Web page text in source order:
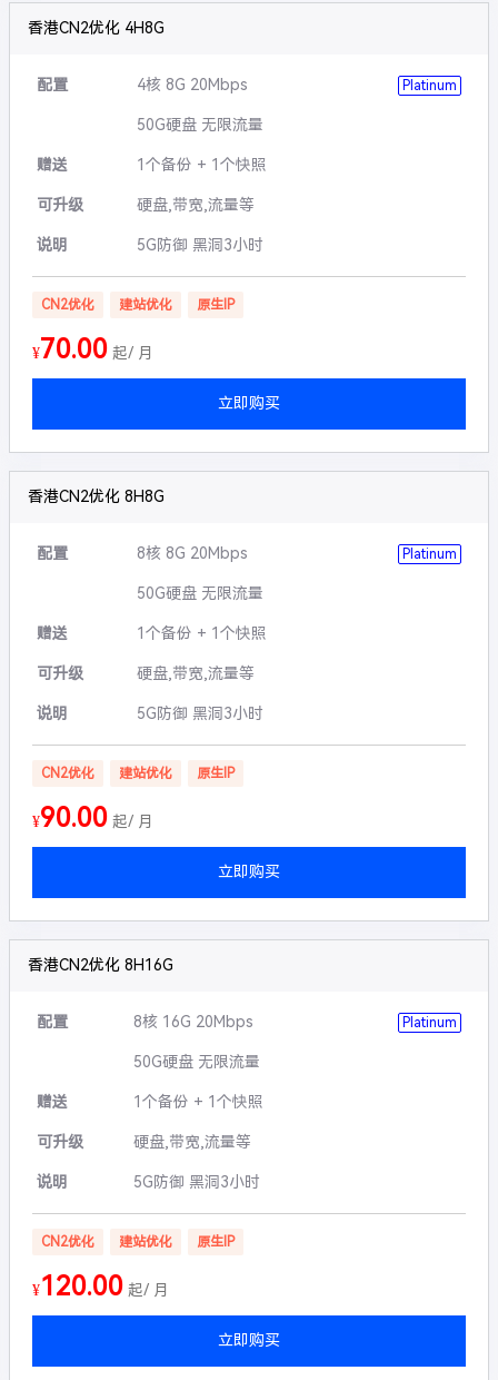
香港CN2优化 4H8G
配置 4核 8G 20Mbps Platinum
50G硬盘 无限流量
赠送 1个备份 + 1个快照
可升级 硬盘,带宽,流量等
说明 5G防御 黑洞3小时
CN2优化 建站优化 原生IP
¥70.00 起/ 月
立即购买
香港CN2优化 8H8G
配置 8核 8G 20Mbps Platinum
50G硬盘 无限流量
赠送 1个备份 + 1个快照
可升级 硬盘,带宽,流量等
说明 5G防御 黑洞3小时
CN2优化 建站优化 原生IP
¥90.00 起/ 月
立即购买
香港CN2优化 8H16G
配置 8核 16G 20Mbps Platinum
50G硬盘 无限流量
赠送 1个备份 + 1个快照
可升级 硬盘,带宽,流量等
说明 5G防御 黑洞3小时
CN2优化 建站优化 原生IP
¥120.00 起/ 月
立即购买